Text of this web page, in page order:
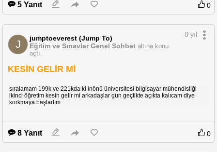
5 Yanıt 0
J
jumptoeverest (Jump To)
Eğitim ve Sınavlar Genel Sohbet altına konu
açtı.
8 yıl
KESİN GELİR Mİ
sıralamam 199k ve 221kda ki inönü üniversitesi bilgisayar mühendisliği
ikinci öğretim kesin gelir mi arkadaşlar gün geçtikte açıkta kalıcam diye
korkmaya başladım
8 Yanıt 0